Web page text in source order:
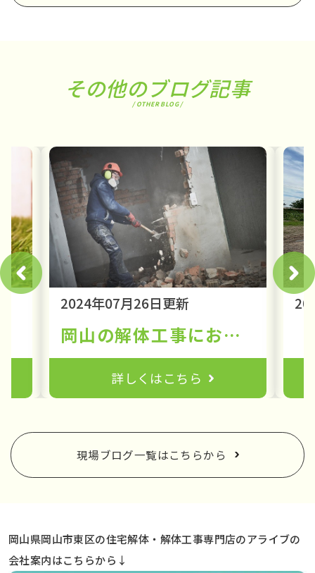
その他のブログ記事
/ OTHER BLOG /
2024年07月26日更新
岡山の解体工事における現場作業員と追加費用が発生するケース
詳しくはこちら
現場ブログ一覧はこちらから
岡山県岡山市東区の住宅解体・解体工事専門店のアライブの
会社案内はこちらから↓